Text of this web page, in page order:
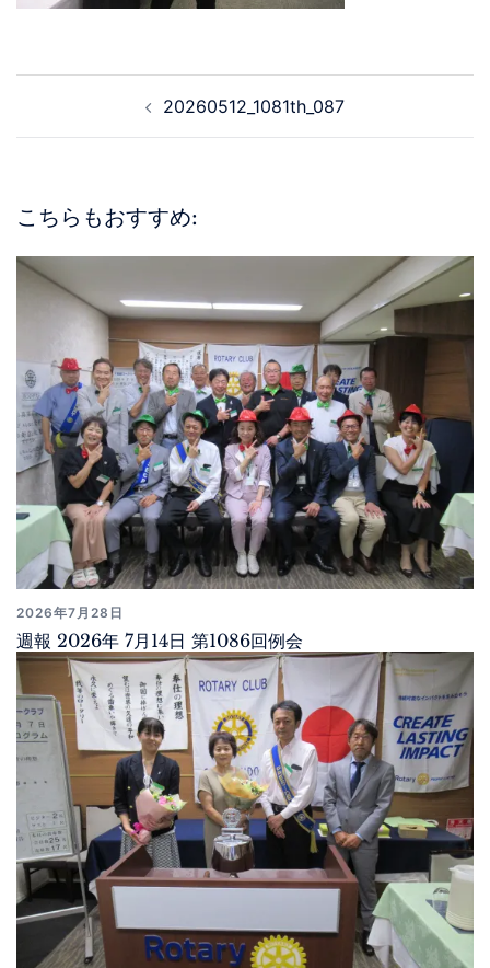
20260512_1081th_087
こちらもおすすめ:
2026年7月28日
週報 2026年 7月14日 第1086回例会